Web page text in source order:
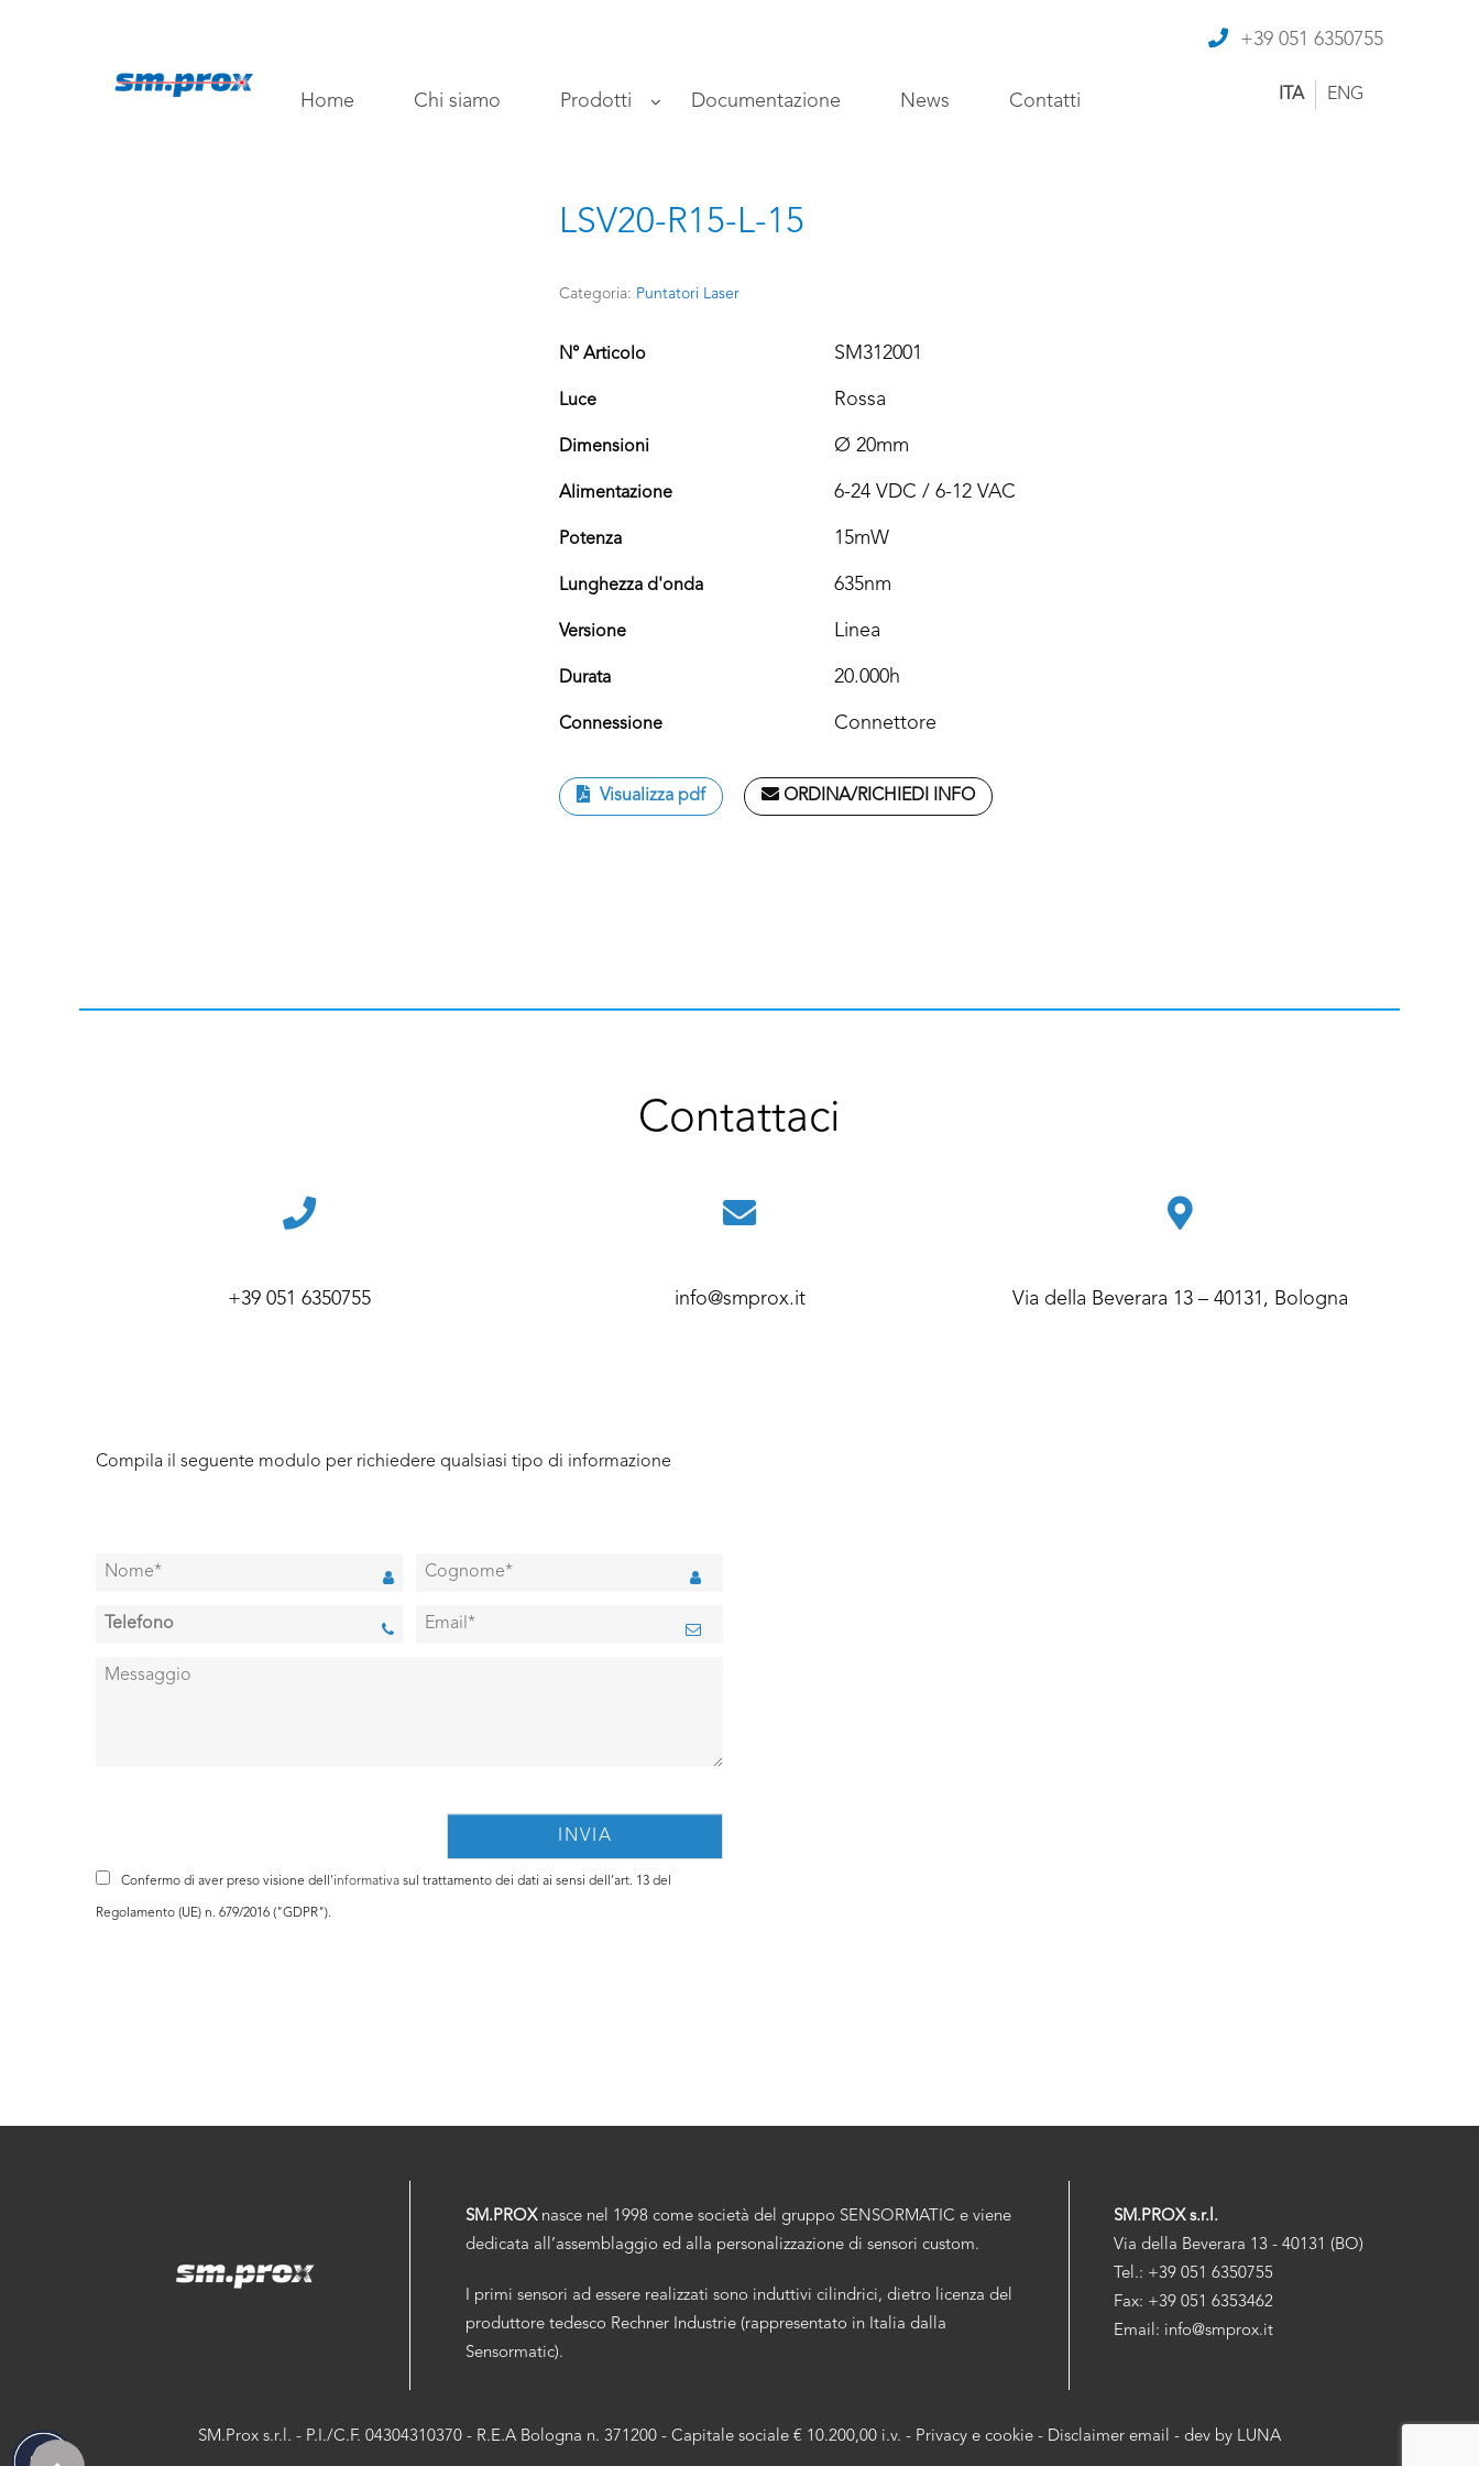
+39 051 6350755
Home Chi siamo Prodotti Documentazione News Contatti ITA ENG
LSV20-R15-L-15
Categoria: Puntatori Laser
N° Articolo SM312001
Luce Rossa
Dimensioni Ø 20mm
Alimentazione 6-24 VDC / 6-12 VAC
Potenza 15mW
Lunghezza d'onda 635nm
Versione Linea
Durata 20.000h
Connessione Connettore
Visualizza pdf ORDINA/RICHIEDI INFO
Contattaci
+39 051 6350755 info@smprox.it Via della Beverara 13 – 40131, Bologna
Compila il seguente modulo per richiedere qualsiasi tipo di informazione
Confermo di aver preso visione dell'informativa sul trattamento dei dati ai sensi dell’art. 13 del
Regolamento (UE) n. 679/2016 ("GDPR").
SM.PROXnasce nel 1998 come società del gruppo SENSORMATIC e viene
dedicata all’assemblaggio ed alla personalizzazione di sensori custom.
I primi sensori ad essere realizzati sono induttivi cilindrici, dietro licenza del
produttore tedesco Rechner Industrie (rappresentato in Italia dalla
Sensormatic).
SM.PROX s.r.l.
Via della Beverara 13 - 40131 (BO)
Tel.: +39 051 6350755
Fax: +39 051 6353462
Email: info@smprox.it
SM.Prox s.r.l. - P.I./C.F. 04304310370 - R.E.A Bologna n. 371200 - Capitale sociale € 10.200,00 i.v. - Privacy e cookie - Disclaimer email - dev by LUNA